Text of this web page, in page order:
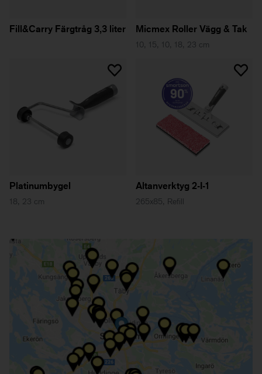
Fill&Carry Färgtråg 3,3 liter Micmex Roller Vägg & Tak
10, 15, 10, 18, 23 cm
Platinumbygel
18, 23 cm
Altanverktyg 2-I-1
265x85, Refill